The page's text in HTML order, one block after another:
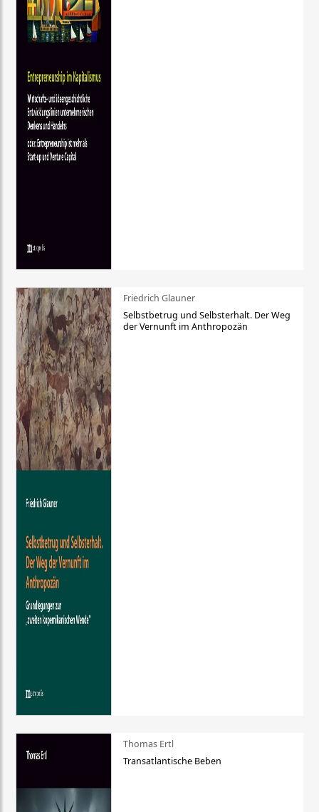
Friedrich Glauner
Selbstbetrug und Selbsterhalt. Der Weg
der Vernunft im Anthropozän
Thomas Ertl
Transatlantische Beben